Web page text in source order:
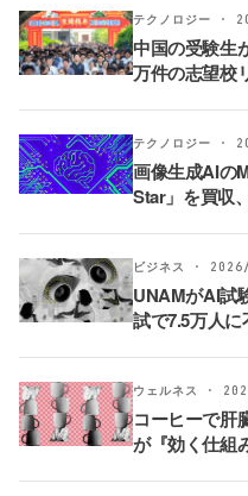
テクノロジー ·
中国の受験生
万件の志望校
テクノロジー ·
画像生成AIの
Star」を買収
ビジネス ·
UNAMがAI試
試で7.5万人
ウェルネス ·
コーヒーで肝
が『効く仕組